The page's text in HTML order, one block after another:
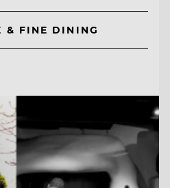
& FINE DINING